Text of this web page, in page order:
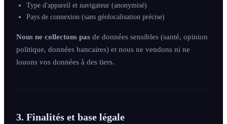
Type d'appareil et navigateur (anonymisé)
Pays de connexion (sans géolocalisation précise)
Nous ne collectons pas de données sensibles (santé, opinion
politique, données bancaires) et nous ne vendons ni ne
louons vos données à des tiers.
3. Finalités et base légale